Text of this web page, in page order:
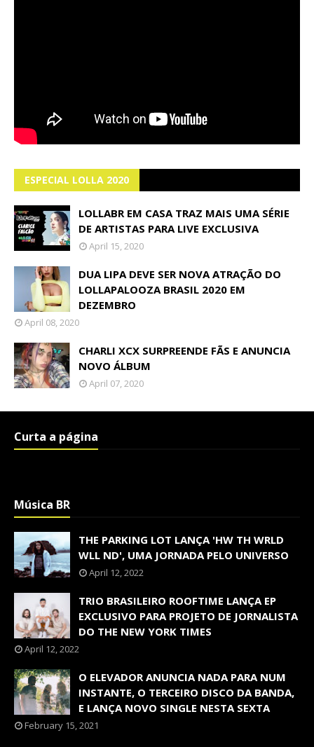
ESPECIAL LOLLA 2020
LOLLABR EM CASA TRAZ MAIS UMA SÉRIE
DE ARTISTAS PARA LIVE EXCLUSIVA
April 15, 2020
DUA LIPA DEVE SER NOVA ATRAÇÃO DO
LOLLAPALOOZA BRASIL 2020 EM
DEZEMBRO
April 08, 2020
CHARLI XCX SURPREENDE FÃS E ANUNCIA
NOVO ÁLBUM
April 07, 2020
Curta a página
Música BR
THE PARKING LOT LANÇA 'HW TH WRLD
WLL ND', UMA JORNADA PELO UNIVERSO
April 12, 2022
TRIO BRASILEIRO ROOFTIME LANÇA EP
EXCLUSIVO PARA PROJETO DE JORNALISTA
DO THE NEW YORK TIMES
April 12, 2022
O ELEVADOR ANUNCIA NADA PARA NUM
INSTANTE, O TERCEIRO DISCO DA BANDA,
E LANÇA NOVO SINGLE NESTA SEXTA
February 15, 2021